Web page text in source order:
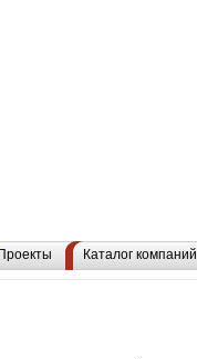
Проекты Каталог компаний